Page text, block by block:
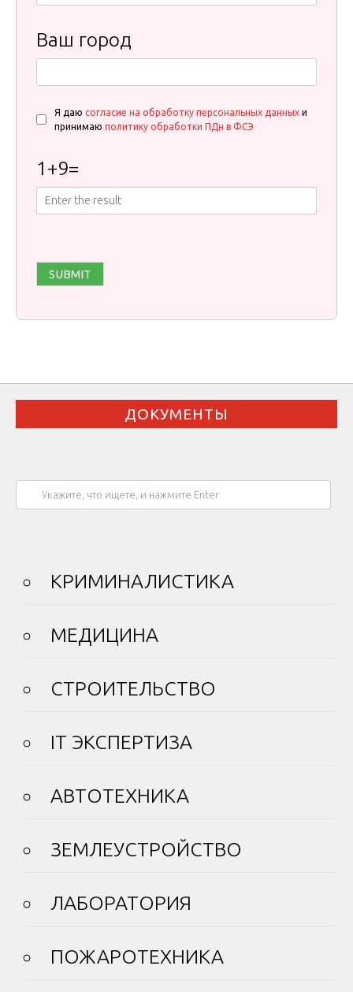
Ваш город
Я даю согласие на обработку персональных данных и
принимаю политику обработки ПДн в ФСЭ
1 +9=
ДОКУМЕНТЫ
КРИМИНАЛИСТИКА
МЕДИЦИНА
СТРОИТЕЛЬСТВО
IT ЭКСПЕРТИЗА
АВТОТЕХНИКА
ЗЕМЛЕУСТРОЙСТВО
ЛАБОРАТОРИЯ
ПОЖАРОТЕХНИКА